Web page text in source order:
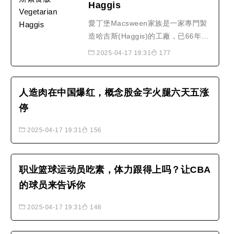
Haggis
愛丁堡Macsween家族是一家專門製
造哈吉斯(Haggis)的工廠，已66年，
是蘇格蘭首屈一指的哈吉斯生產者，
工廠製作素食哈吉斯，接著是純素食
食品。素食的哈吉斯也可以做出..
2025-04-17 19:31 177
人造肉在中国爆红，概念股金字火腿六天五涨
停
2025-04-17 19:31 156
职业篮球运动员吃素，体力跟得上吗？让CBA
的球员来告诉你
2025-04-17 19:31 148